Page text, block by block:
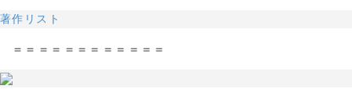
著作リスト
＝＝＝＝＝＝＝＝＝＝＝＝